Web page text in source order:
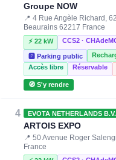
Groupe NOW
📍 4 Rue Angèle Richard,
Beaurains 62217 France
⚡ 22 kW CCS2 ·
🅿️ Parking public
Accès libre
Réservable
🧭 S'y rendre
4 EVOTA NETHERLANDS
ARTOIS EXPO
📍 50 Avenue Roger
France